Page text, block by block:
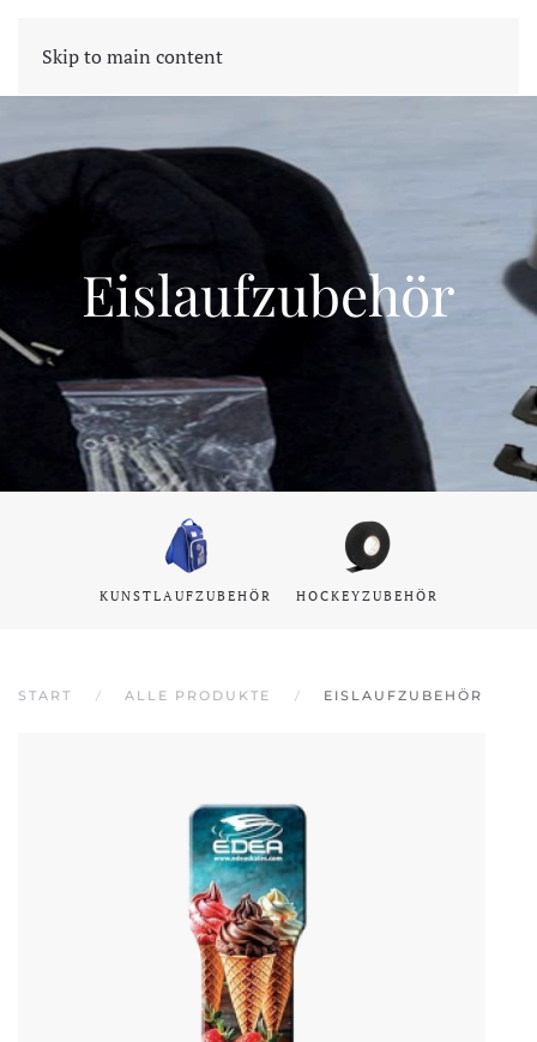
Skip to main content
Eislaufzubehör
KUNSTLAUFZUBEHÖR HOCKEYZUBEHÖR
START ALLE PRODUKTE EISLAUFZUBEHÖR